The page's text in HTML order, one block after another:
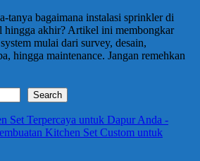
tanya bagaimana instalasi sprinkler di
hingga akhir? Artikel ini membongkar
mulai dari survey, desain,
hingga maintenance. Jangan remehkan
Search
Set Terpercaya untuk Dapur Anda -
Kitchen Set Custom untuk